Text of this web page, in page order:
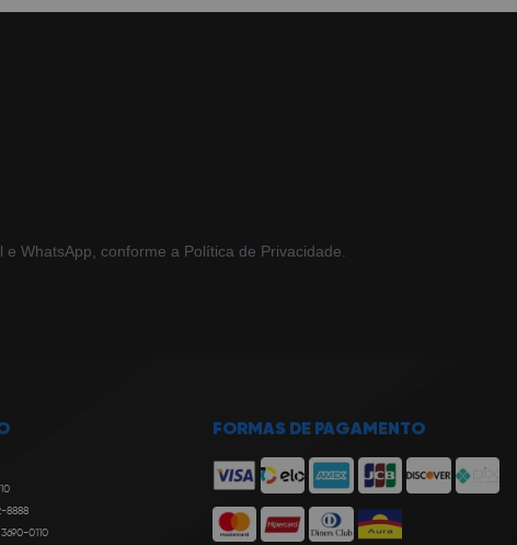
WhatsApp, conforme a Política de Privacidade.
8888
0110
FORMAS DE PAGAMENTO